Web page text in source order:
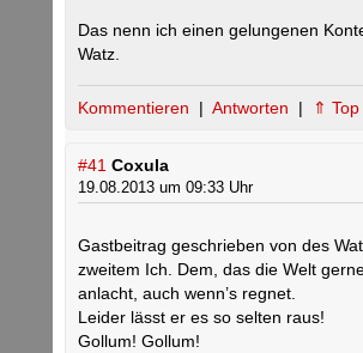
Das nenn ich einen gelungenen
Watz.
Kommentieren | Antworten | ⇑ Top
#41 Coxula
19.08.2013 um 09:33 Uhr
Gastbeitrag geschrieben von des
zweitem Ich. Dem, das die Welt
anlacht, auch wenn’s regnet.
Leider lässt er es so selten raus!
Gollum! Gollum!